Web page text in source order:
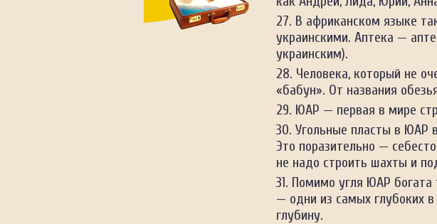
Ямайка
Япония
В африканском языке
украинскими. Аптека —
украинским).
Человека, который не
«бабун». От названия
ЮАР — первая в мире
Угольные пласты в ЮАР
Это поразительно —
не надо строить шахты и
Помимо угля ЮАР
— одни из самых глубоких
глубину.